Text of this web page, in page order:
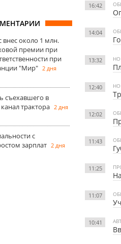
внес около 1 млн.
премии при
при
"Мир" 2 дня
съехавшего в
трактора 2 дня
с
зарплат 2 дня
16:42
14:04
13:32
12:40
12:02
11:43
11:25
11:07
10:41